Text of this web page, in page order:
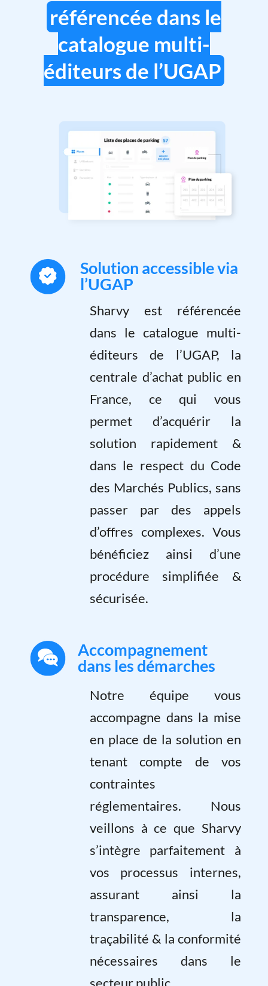
référencée dans le
catalogue multi-
éditeurs de l’UGAP
Solution accessible via
l’UGAP
Sharvy est référencée
dans le catalogue multi-
éditeurs de l’UGAP, la
centrale d’achat public en
France, ce qui vous
permet d’acquérir la
solution rapidement &
dans le respect du Code
des Marchés Publics, sans
passer par des appels
d’offres complexes. Vous
bénéficiez ainsi d’une
procédure simplifiée &
sécurisée.
Accompagnement
dans les démarches
Notre équipe vous
accompagne dans la mise
en place de la solution en
tenant compte de vos
contraintes
réglementaires. Nous
veillons à ce que Sharvy
s’intègre parfaitement à
vos processus internes,
assurant ainsi la
transparence, la
traçabilité & la conformité
nécessaires dans le